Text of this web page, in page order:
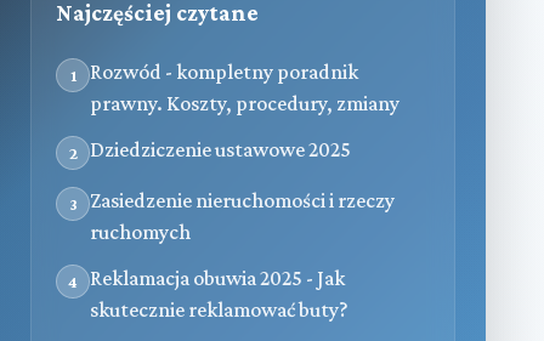
Najczęściej czytane
1
Rozwód - kompletny poradnik
prawny. Koszty, procedury, zmiany
2 Dziedziczenie ustawowe 2025
3
Zasiedzenie nieruchomości i rzeczy
ruchomych
4
Reklamacja obuwia 2025 - Jak
skutecznie reklamować buty?